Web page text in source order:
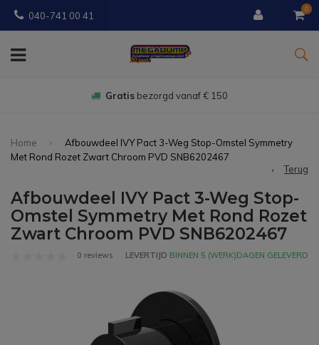
040-741 00 41
0
Gratis bezorgd vanaf € 150
Home
Afbouwdeel IVY Pact 3-Weg Stop-Omstel Symmetry
Met Rond Rozet Zwart Chroom PVD SNB6202467
Terug
Afbouwdeel IVY Pact 3-Weg Stop-
Omstel Symmetry Met Rond Rozet
Zwart Chroom PVD SNB6202467
0 reviews LEVERTIJD BINNEN 5 (WERK)DAGEN GELEVERD